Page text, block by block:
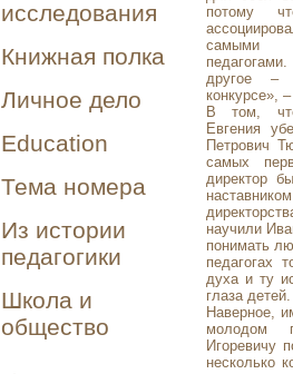
исследования
Книжная полка
Личное дело
Education
Тема номера
Из истории
педагогики
Школа и
общество
потому
самыми
другое –
конкурсе»,
В том,
Евгения
Петрович
самых
директор
научили
понимать
педагогах
духа и ту
глаза детей.
Наверное,
молодом
Игоревичу
несколько